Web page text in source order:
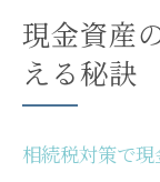
生前贈与
相続税
生前贈
相続税
現金資産
える秘訣
相続税対策で